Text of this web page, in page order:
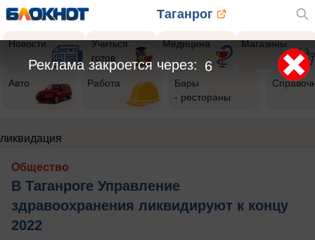
Таганрог
Новости
Учиться
готов
Медицина Магазины
Авто Работа
Бары
- рестораны
ликвидация
Общество
В Таганроге Управление
здравоохранения ликвидируют к концу
2022
6
Реклама закроется через: